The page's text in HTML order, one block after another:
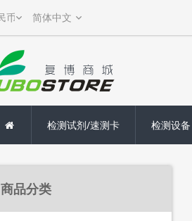
检测试剂/速测卡 检测设备
商品分类